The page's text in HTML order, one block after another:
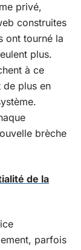
privé,
construites
ont tourné la
plus.
à ce
de plus en
brèche
de la
parfois